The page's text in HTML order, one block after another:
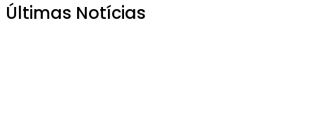
Últimas Notícias